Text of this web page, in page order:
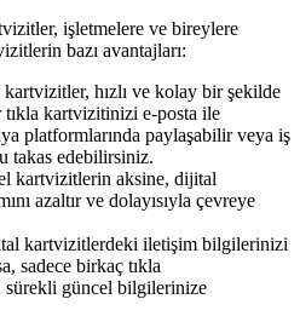
işletmelere ve bireylere
bazı avantajları:
hızlı ve kolay bir şekilde
tıkla kartvizitinizi e-posta ile
platformlarında paylaşabilir veya iş
takas edebilirsiniz.
kartvizitlerin aksine, dijital
azaltır ve dolayısıyla çevreye
kartvizitlerdeki iletişim bilgilerinizi
sadece birkaç tıkla
güncel bilgilerinize